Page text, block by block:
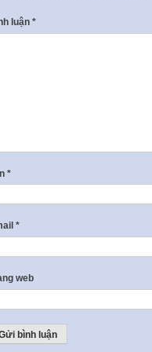
luận *
*
*
web